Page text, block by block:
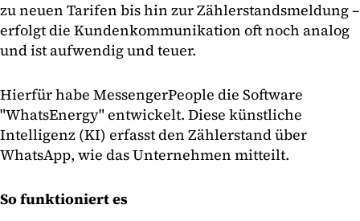
zu neuen Tarifen bis hin zur Zählerstandsmeldung –
erfolgt die Kundenkommunikation oft noch analog
und ist aufwendig und teuer.
Hierfür habe MessengerPeople die Software
"WhatsEnergy" entwickelt. Diese künstliche
Intelligenz (KI) erfasst den Zählerstand über
WhatsApp, wie das Unternehmen mitteilt.
So funktioniert es